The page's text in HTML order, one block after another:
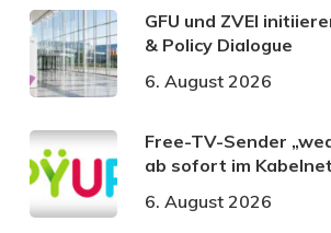
GFU und ZVEI
& Policy Dialogue
6. August 2026
Free-TV-Sender
ab sofort im
6. August 2026